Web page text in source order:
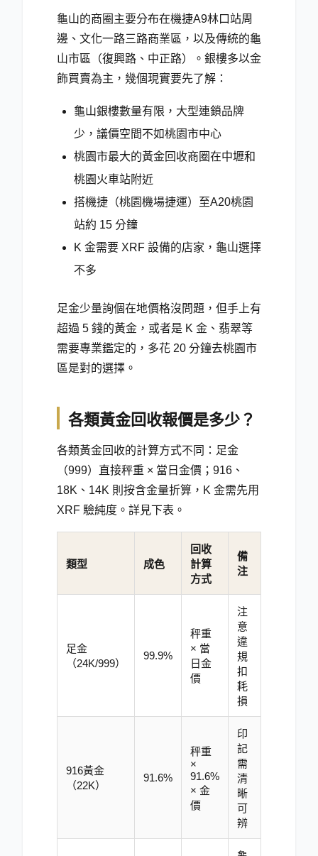
龜山的商圈主要分布在機捷A9林口站周
邊、文化一路三路商業區，以及傳統的龜
山市區（復興路、中正路）。銀樓多以金
飾買賣為主，幾個現實要先了解：
龜山銀樓數量有限，大型連鎖品牌
少，議價空間不如桃園市中心
桃園市最大的黃金回收商圈在中壢和
桃園火車站附近
搭機捷（桃園機場捷運）至A20桃園
站約 15 分鐘
K 金需要 XRF 設備的店家，龜山選擇
不多
足金少量詢個在地價格沒問題，但手上有
超過 5 錢的黃金，或者是 K 金、翡翠等
需要專業鑑定的，多花 20 分鐘去桃園市
區是對的選擇。
各類黃金回收報價是多少？
各類黃金回收的計算方式不同：足金
（999）直接秤重 × 當日金價；916、
18K、14K 則按含金量折算，K 金需先用
XRF 驗純度。詳見下表。
類型 成色
回收
計算
方式
備
注
足金
（24K/999）
99.9%
秤重
× 當
日金
價
注
意
違
規
扣
耗
損
916黃金
（22K）
91.6%
秤重
×
91.6%
× 金
價
印
記
需
清
晰
可
辨